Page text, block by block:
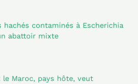
hachés contaminés à Escherichia
abattoir mixte
le Maroc, pays hôte, veut